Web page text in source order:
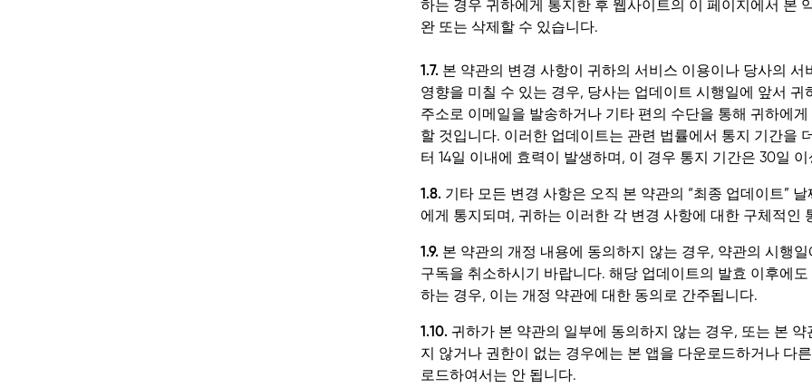
하는 경우 귀하에게 통지한 후 웹사이트의 이 페이지에서 본
완 또는 삭제할 수 있습니다.
1.7. 본 약관의 변경 사항이 귀하의 서비스 이용이나 당사의 서
영향을 미칠 수 있는 경우, 당사는 업데이트 시행일에 앞서 귀
주소로 이메일을 발송하거나 기타 편의 수단을 통해 귀하에
할 것입니다. 이러한 업데이트는 관련 법률에서 통지 기간을
터 14일 이내에 효력이 발생하며, 이 경우 통지 기간은 30일
1.8. 기타 모든 변경 사항은 오직 본 약관의 “최종 업데이트”
에게 통지되며, 귀하는 이러한 각 변경 사항에 대한 구체적인
1.9. 본 약관의 개정 내용에 동의하지 않는 경우, 약관의 시행
구독을 취소하시기 바랍니다. 해당 업데이트의 발효 이후에
하는 경우, 이는 개정 약관에 대한 동의로 간주됩니다.
1.10. 귀하가 본 약관의 일부에 동의하지 않는 경우, 또는 본
지 않거나 권한이 없는 경우에는 본 앱을 다운로드하거나 다
로드하여서는 안 됩니다.